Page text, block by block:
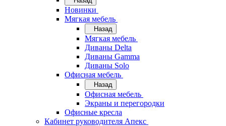
Новинки
Мягкая мебель
Назад
Мягкая мебель
Диваны Delta
Диваны Gamma
Диваны Solo
Офисная мебель
Назад
Офисная мебель
Экраны и перегородки
Офисные кресла
Кабинет руководителя Апекс